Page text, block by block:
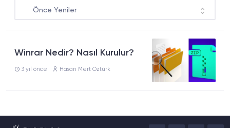
Önce Yeniler
Winrar Nedir? Nasıl Kurulur?
3 yıl önce Hasan Mert Öztürk